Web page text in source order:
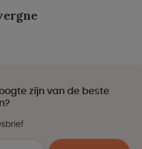
zijn van de beste